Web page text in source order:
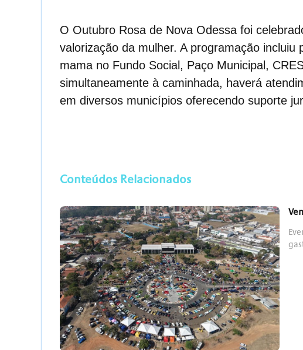
O Outubro Rosa de Nova Odessa foi
valorização da mulher. A programação incluiu
mama no Fundo Social, Paço Municipal,
simultaneamente à caminhada, haverá
em diversos municípios oferecendo suporte
Conteúdos Relacionados